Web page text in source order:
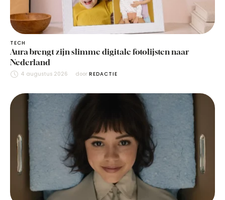
TECH
Aura brengt zijn slimme digitale fotolijsten naar
Nederland
4 augustus 2026 door REDACTIE